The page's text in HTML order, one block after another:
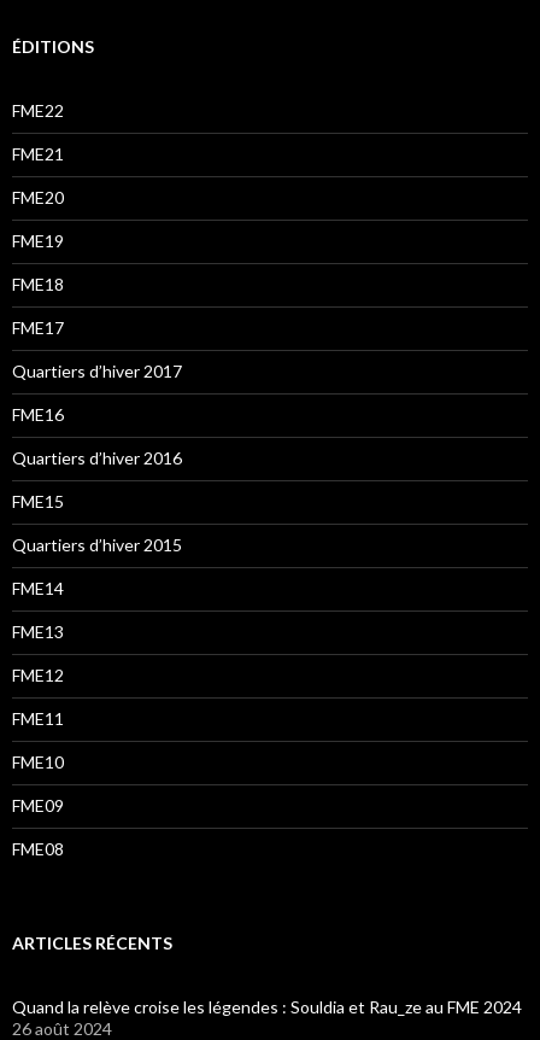
ÉDITIONS
FME22
FME21
FME20
FME19
FME18
FME17
Quartiers d’hiver 2017
FME16
Quartiers d’hiver 2016
FME15
Quartiers d’hiver 2015
FME14
FME13
FME12
FME11
FME10
FME09
FME08
ARTICLES RÉCENTS
Quand la relève croise les légendes : Souldia et Rau_ze au FME 2024
26 août 2024